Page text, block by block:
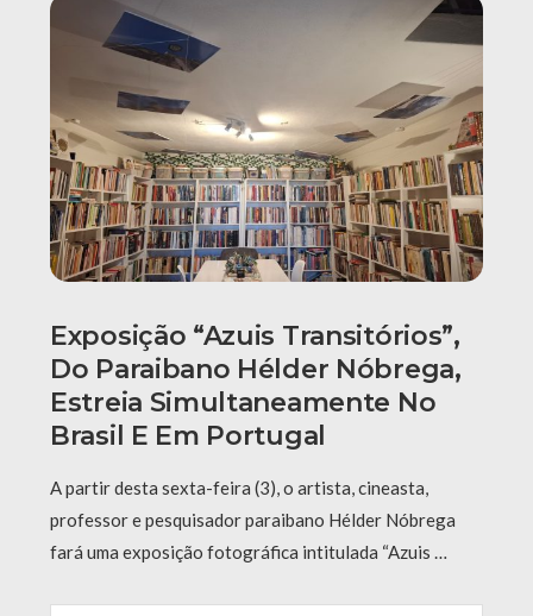
Exposição “Azuis Transitórios”,
Do Paraibano Hélder Nóbrega,
Estreia Simultaneamente No
Brasil E Em Portugal
A partir desta sexta-feira (3), o artista, cineasta,
professor e pesquisador paraibano Hélder Nóbrega
fará uma exposição fotográfica intitulada “Azuis …